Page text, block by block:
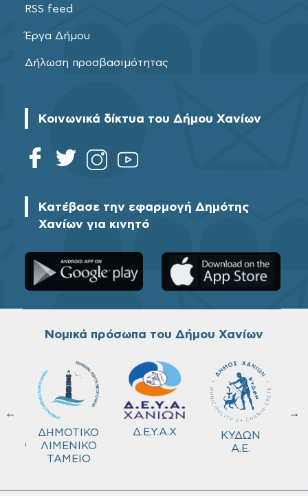
RSS feed
Έργα Δήμου
Δήλωση προσβασιμότητας
Κοινωνικά δίκτυα του Δήμου Χανίων
Κατέβασε την εφαρμογή Δημότης
Χανίων για κινητό
Νομικά πρόσωπα του Δήμου Χανίων
←
ΔΗΜΟΤΙΚΟ
ΛΙΜΕΝΙΚΟ
ΤΑΜΕΙΟ
Δ.Ε.Υ.Α.Χ
ΚΥΔΩΝ
Α.Ε.
→